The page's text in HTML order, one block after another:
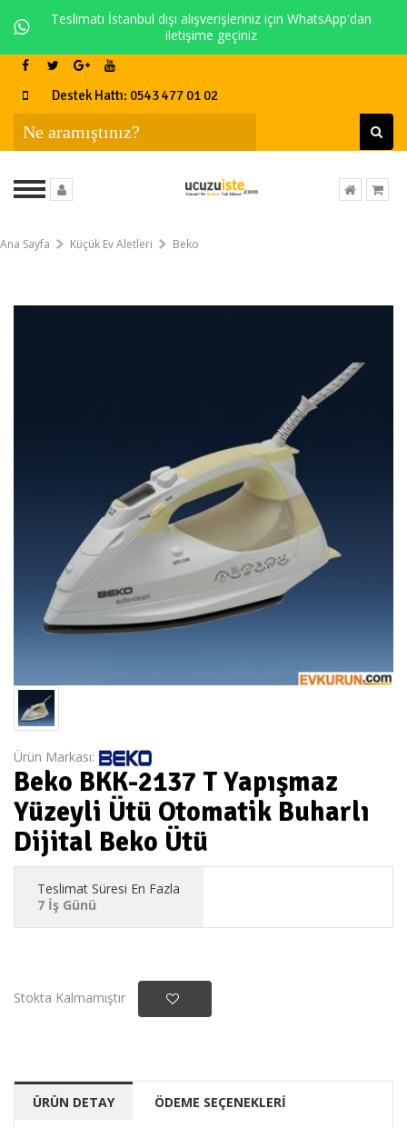
Teslimatı İstanbul dışı alışverişleriniz için WhatsApp'dan
iletişime geçiniz
Destek Hattı: 0543 477 01 02
Ana Sayfa Küçük Ev Aletleri Beko
Ürün Markası:
Beko BKK-2137 T Yapışmaz
Yüzeyli Ütü Otomatik Buharlı
Dijital Beko Ütü
Teslimat Süresi En Fazla
7 İş Günü
Stokta Kalmamıştır
ÜRÜN DETAY ÖDEME SEÇENEKLERİ